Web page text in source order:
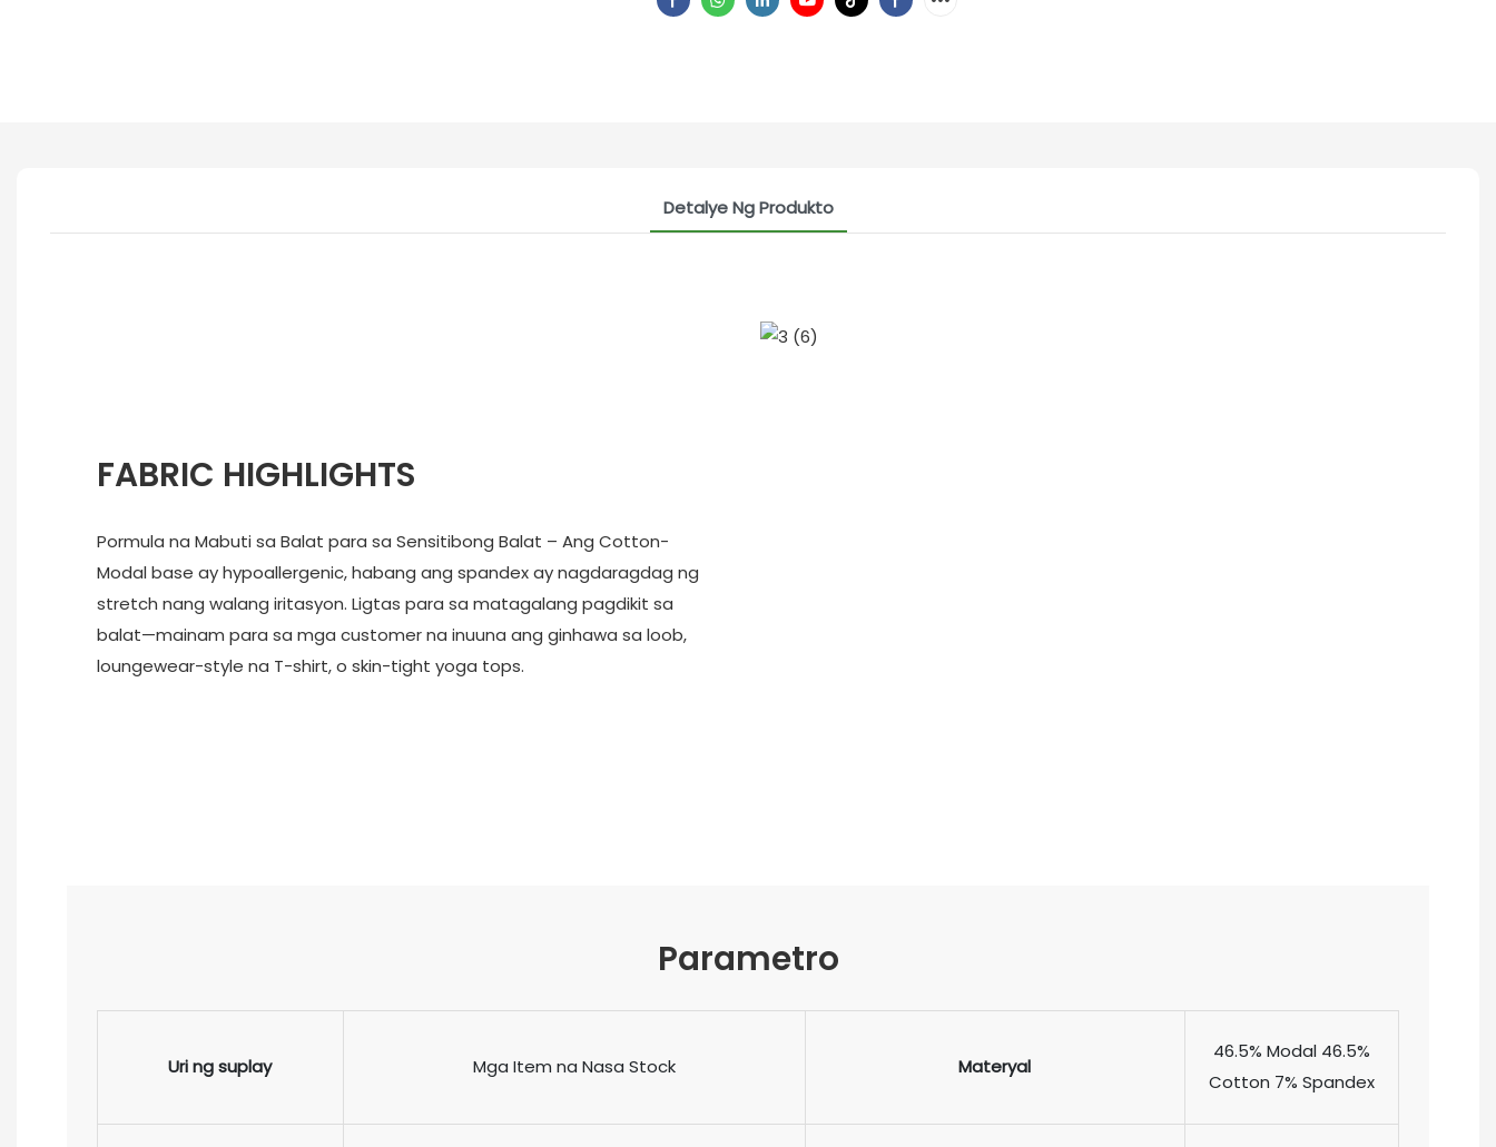
Detalye Ng Produkto
FABRIC HIGHLIGHTS
Pormula na Mabuti sa Balat para sa Sensitibong Balat – Ang Cotton-
Modal base ay hypoallergenic, habang ang spandex ay nagdaragdag ng
stretch nang walang iritasyon. Ligtas para sa matagalang pagdikit sa
balat—mainam para sa mga customer na inuuna ang ginhawa sa loob,
loungewear-style na T-shirt, o skin-tight yoga tops.
Parametro
Uri ng suplay Mga Item na Nasa Stock Materyal
46.5% Modal 46.5%
Cotton 7% Spandex